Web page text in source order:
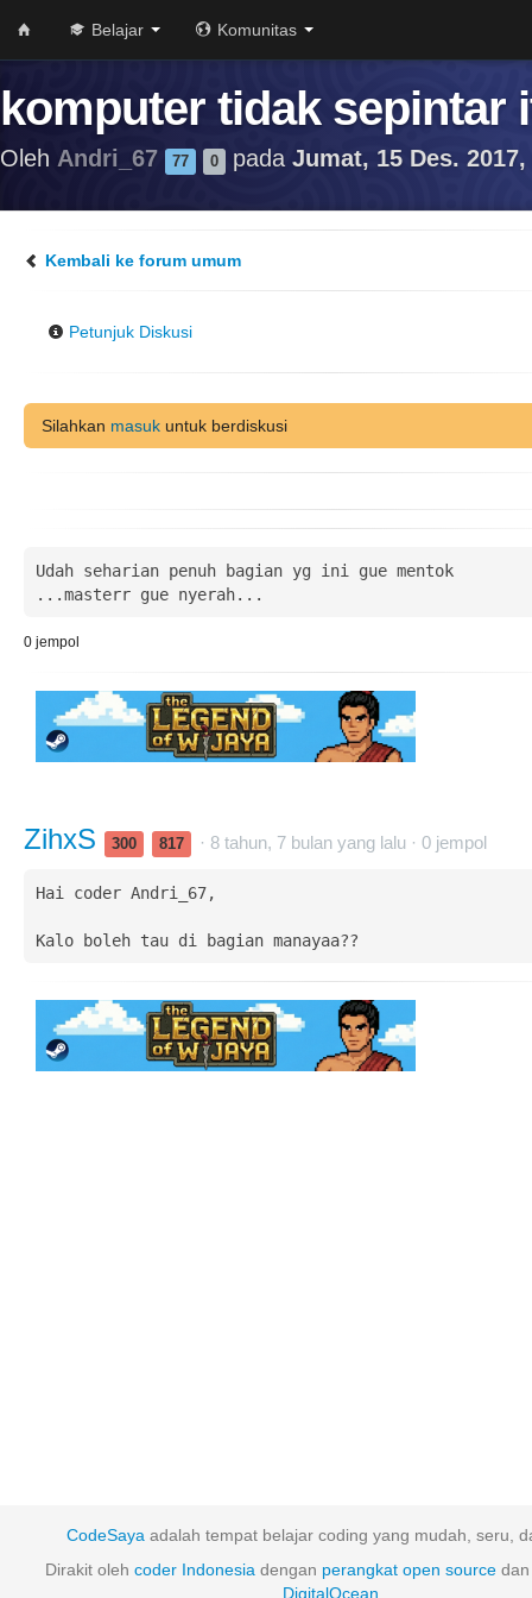
Belajar Komunitas
komputer tidak sepintar
Oleh Andri_67 77 0 pada Jumat, 15 Des.
Kembali ke forum umum
Petunjuk Diskusi
Silahkan masuk untuk berdiskusi
Udah seharian penuh bagian yg ini gue mentok
...masterr gue nyerah...
0 jempol
ZihxS 300 817 · 8 tahun, 7 bulan yang lalu · 0 jempol
Hai coder Andri_67,
CodeSaya adalah tempat belajar coding yang mudah, seru,
Dirakit oleh coder Indonesia dengan perangkat open source
DigitalOcean